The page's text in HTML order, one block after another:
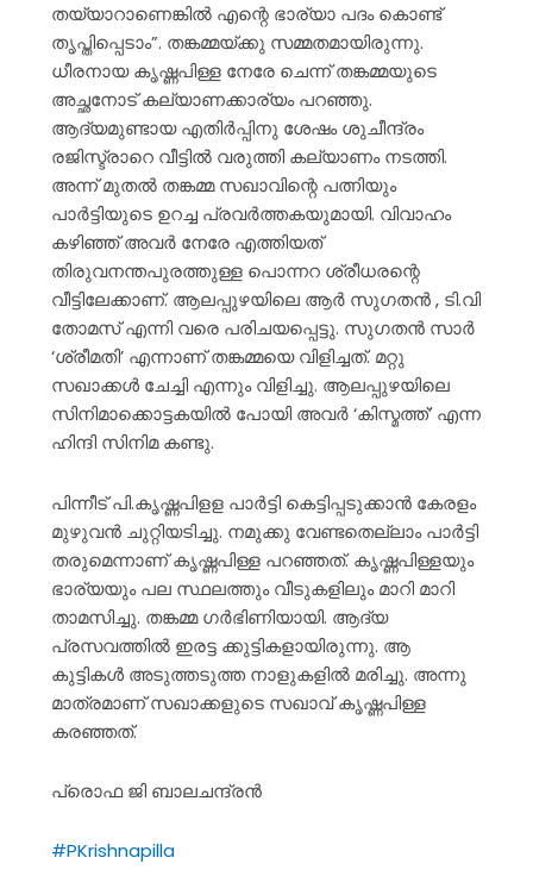
തയ്യാറാണെങ്കിൽ എന്റെ ഭാര്യാ പദം കൊണ്ട്
തൃപ്തിപ്പെടാം”. തങ്കമ്മയ്ക്കു സമ്മതമായിരുന്നു.
ധീരനായ കൃഷ്ണപിള്ള നേരേ ചെന്ന് തങ്കമ്മയുടെ
അച്ഛനോട് കല്യാണക്കാര്യം പറഞ്ഞു.
ആദ്യമുണ്ടായ എതിർപ്പിനു ശേഷം ശുചീന്ദ്രം
രജിസ്ട്രാറെ വീട്ടിൽ വരുത്തി കല്യാണം നടത്തി.
അന്ന് മുതൽ തങ്കമ്മ സഖാവിന്റെ പത്നിയും
പാർട്ടിയുടെ ഉറച്ച പ്രവർത്തകയുമായി. വിവാഹം
കഴിഞ്ഞ് അവർ നേരേ എത്തിയത്
തിരുവനന്തപുരത്തുള്ള പൊന്നറ ശ്രീധരന്റെ
വീട്ടിലേക്കാണ്. ആലപ്പുഴയിലെ ആർ സുഗതൻ , ടി.വി
തോമസ് എന്നി വരെ പരിചയപ്പെട്ടു. സുഗതൻ സാർ
‘ശ്രീമതി’ എന്നാണ് തങ്കമ്മയെ വിളിച്ചത്. മറ്റു
സഖാക്കൾ ചേച്ചി എന്നും വിളിച്ചു. ആലപ്പുഴയിലെ
സിനിമാക്കൊട്ടകയിൽ പോയി അവർ ‘കിസ്മത്ത്’ എന്ന
ഹിന്ദി സിനിമ കണ്ടു.
പിന്നീട് പി.കൃഷ്ണപിളള പാർട്ടി കെട്ടിപ്പടുക്കാൻ കേരളം
മുഴുവൻ ചുറ്റിയടിച്ചു. നമുക്കു വേണ്ടതെല്ലാം പാർട്ടി
തരുമെന്നാണ് കൃഷ്ണപിള്ള പറഞ്ഞത്. കൃഷ്ണപിള്ളയും
ഭാര്യയും പല സ്ഥലത്തും വീടുകളിലും മാറി മാറി
താമസിച്ചു. തങ്കമ്മ ഗർഭിണിയായി. ആദ്യ
പ്രസവത്തിൽ ഇരട്ട ക്കുട്ടികളായിരുന്നു. ആ
കുട്ടികൾ അടുത്തടുത്ത നാളുകളിൽ മരിച്ചു. അന്നു
മാത്രമാണ് സഖാക്കളുടെ സഖാവ് കൃഷ്ണപിള്ള
കരഞ്ഞത്.
പ്രൊഫ ജി ബാലചന്ദ്രന്‍
#PKrishnapilla